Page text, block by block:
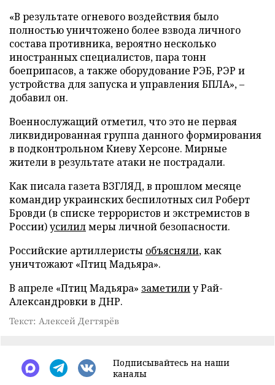
«В результате огневого воздействия было
полностью уничтожено более взвода личного
состава противника, вероятно несколько
иностранных специалистов, пара тонн
боеприпасов, а также оборудование РЭБ, РЭР и
устройства для запуска и управления БПЛА», –
добавил он.
Военнослужащий отметил, что это не первая
ликвидированная группа данного формирования
в подконтрольном Киеву Херсоне. Мирные
жители в результате атаки не пострадали.
Как писала газета ВЗГЛЯД, в прошлом месяце
командир украинских беспилотных сил Роберт
Бровди (в списке террористов и экстремистов в
России)усилилмеры личной безопасности.
Российские артиллеристы объясняли, как
уничтожают «Птиц Мадьяра».
В апреле «Птиц Мадьяра» заметилиу Рай-
Александровки в ДНР.
Текст: Алексей Дегтярёв
Подписывайтесь на наши
каналы